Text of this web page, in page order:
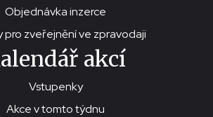
Objednávka inzerce
pro zveřejnění ve zpravodaji
akcí
Vstupenky
Akce v tomto týdnu